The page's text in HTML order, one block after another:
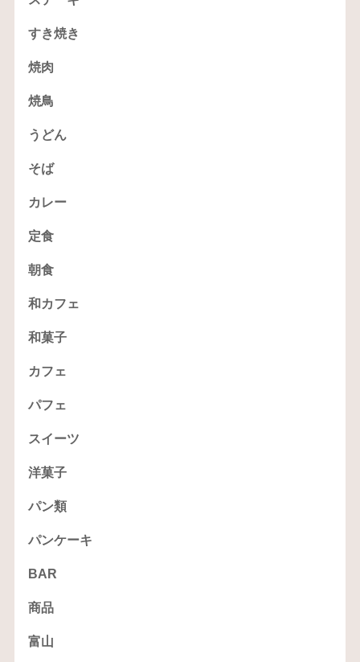
すき焼き
焼肉
焼鳥
うどん
そば
カレー
定食
朝食
和カフェ
和菓子
カフェ
パフェ
スイーツ
洋菓子
パン類
パンケーキ
BAR
商品
富山